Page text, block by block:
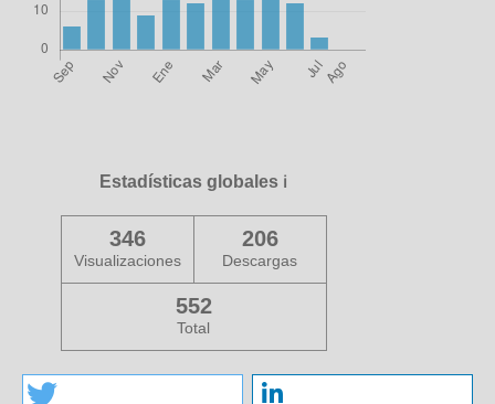
Estadísticas globales ℹ️
346
Visualizaciones
206
Descargas
552
Total